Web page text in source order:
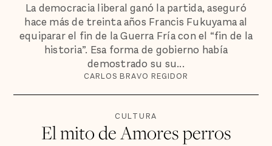
La democracia liberal ganó la partida, aseguró
hace más de treinta años Francis Fukuyama al
equiparar el fin de la Guerra Fría con el “fin de la
historia”. Esa forma de gobierno había
demostrado su su...
CARLOS BRAVO REGIDOR
CULTURA
El mito de Amores perros